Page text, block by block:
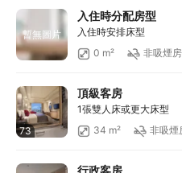
暫無圖片
入住時分配房型
入住時安排床型
0 m²
非吸煙
73
頂級客房
1張雙人床或更大床型
34 m²
非吸煙
行政客房